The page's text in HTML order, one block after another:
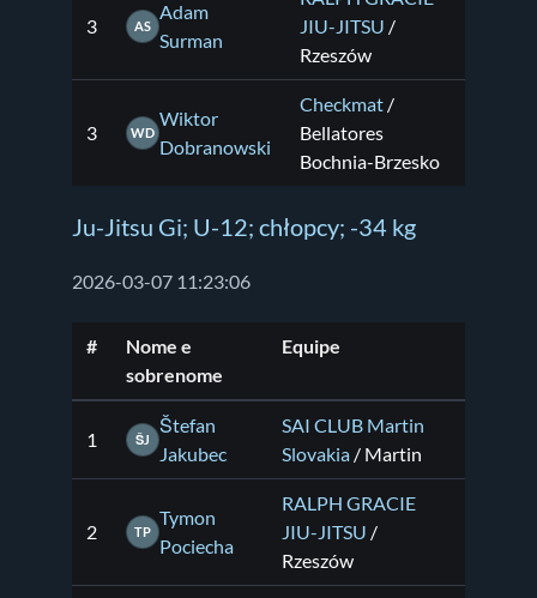
3 AS
Adam
Surman
JIU-JITSU /
Rzeszów
3 WD
Wiktor
Dobranowski
Checkmat /
Bellatores
Bochnia-Brzesko
Ju-Jitsu Gi; U-12; chłopcy; -34 kg
2026-03-07 11:23:06
#
Nome e
sobrenome
Equipe
1 ŠJ
Štefan
Jakubec
SAI CLUB Martin
Slovakia / Martin
2 TP
Tymon
Pociecha
RALPH GRACIE
JIU-JITSU /
Rzeszów